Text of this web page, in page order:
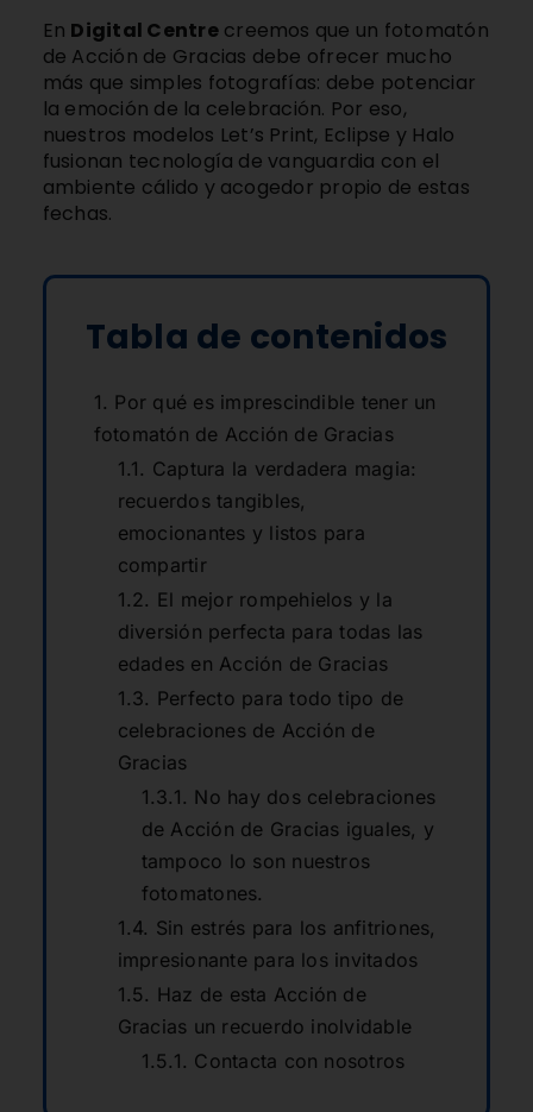
En Digital Centrecreemos que un fotomatón
de Acción de Gracias debe ofrecer mucho
más que simples fotografías: debe potenciar
la emoción de la celebración. Por eso,
nuestros modelos Let’s Print, Eclipse y Halo
fusionan tecnología de vanguardia con el
ambiente cálido y acogedor propio de estas
fechas.
Tabla de contenidos
Por qué es imprescindible tener un
fotomatón de Acción de Gracias
Captura la verdadera magia:
recuerdos tangibles,
emocionantes y listos para
compartir
El mejor rompehielos y la
diversión perfecta para todas las
edades en Acción de Gracias
Perfecto para todo tipo de
celebraciones de Acción de
Gracias
No hay dos celebraciones
de Acción de Gracias iguales, y
tampoco lo son nuestros
fotomatones.
Sin estrés para los anfitriones,
impresionante para los invitados
Haz de esta Acción de
Gracias un recuerdo inolvidable
Contacta con nosotros